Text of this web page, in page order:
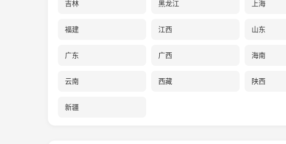
吉林 黑龙江 上海
福建 江西 山东
广东 广西 海南
云南 西藏 陕西
新疆